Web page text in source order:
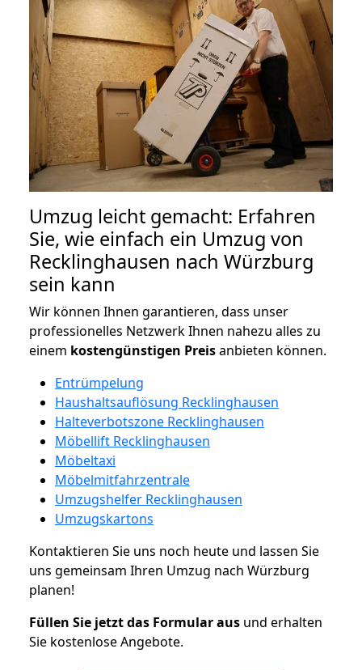
Umzug leicht gemacht: Erfahren
Sie, wie einfach ein Umzug von
Recklinghausen nach Würzburg
sein kann
Wir können Ihnen garantieren, dass unser
professionelles Netzwerk Ihnen nahezu alles zu
einem kostengünstigen Preisanbieten können.
Entrümpelung
Haushaltsauflösung Recklinghausen
Halteverbotszone Recklinghausen
Möbellift Recklinghausen
Möbeltaxi
Möbelmitfahrzentrale
Umzugshelfer Recklinghausen
Umzugskartons
Kontaktieren Sie uns noch heute und lassen Sie
uns gemeinsam Ihren Umzug nach Würzburg
planen!
Füllen Sie jetzt das Formular aus und erhalten
Sie kostenlose Angebote.